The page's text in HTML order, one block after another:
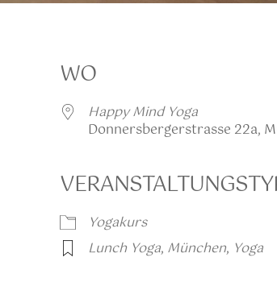
iCalendar
WO
Happy Mind Yoga
Donnersbergerstrasse 22a,
Yogakurs
Lunch Yoga, München, Yoga